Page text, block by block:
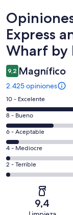
Opiniones
Express
Wharf by
9,2 Magnífico
2.425 opiniones
Evaluación:
10
-
Excelente.
1627
de
2425
opiniones
10 - Excelente
Evaluación:
8
-
Bueno.
544
de
opiniones
8 - Bueno
Evaluación:
6
-
Aceptable.
154
opiniones
6 - Aceptable
Evaluación:
4
-
4 - Mediocre
Evaluación:
2
2 - Terrible
9,4